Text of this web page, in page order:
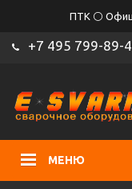
ПТК ⚪
+7 495 799-89-
МЕНЮ